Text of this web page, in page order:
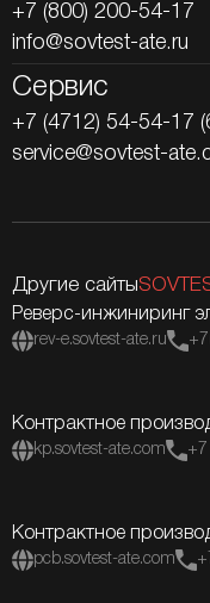
+7 (800) 200-54-17
info@sovtest-ate.ru
Сервис
+7 (4712) 54-54-17
service@sovtest-
Другие сайты
Реверс-инжиниринг
rev-e.sovtest-ate.ru
Контрактное
kp.sovtest-ate.com
Контрактное
pcb.sovtest-ate.com